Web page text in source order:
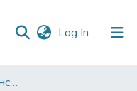
Log In (current)
Навчально-науковий інститут економіки, управління, права та інформаційних технологій